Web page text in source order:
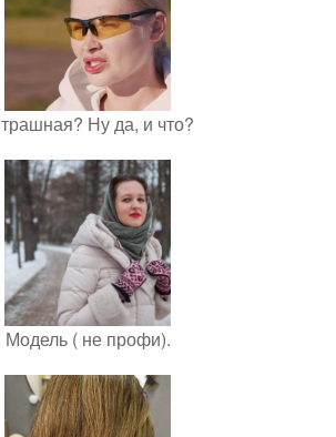
Ну да, и что?
Модель ( не профи).